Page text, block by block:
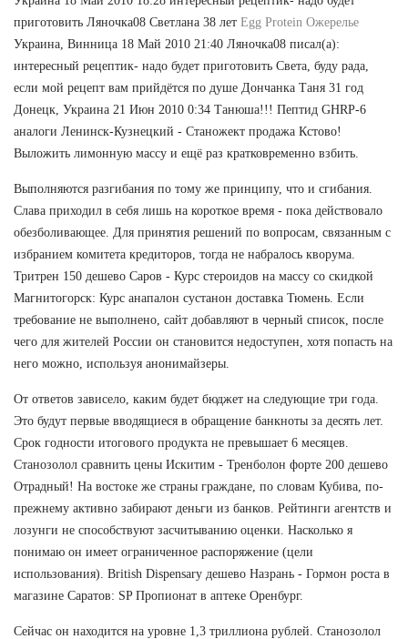
приготовить Ляночка08 Светлана 38 лет Egg Protein Ожерелье
Украина, Винница 18 Май 2010 21:40 Ляночка08 писал(а):
интересный рецептик- надо будет приготовить Света, буду рада,
если мой рецепт вам прийдётся по душе Дончанка Таня 31 год
Донецк, Украина 21 Июн 2010 0:34 Танюша!!! Пептид GHRP-6
аналоги Ленинск-Кузнецкий - Станожект продажа Кстово!
Выложить лимонную массу и ещё раз кратковременно взбить.
Выполняются разгибания по тому же принципу, что и сгибания.
Слава приходил в себя лишь на короткое время - пока действовало
обезболивающее. Для принятия решений по вопросам, связанным с
избранием комитета кредиторов, тогда не набралось кворума.
Тритрен 150 дешево Саров - Курс стероидов на массу со скидкой
Магнитогорск: Курс анапалон сустанон доставка Тюмень. Если
требование не выполнено, сайт добавляют в черный список, после
чего для жителей России он становится недоступен, хотя попасть на
него можно, используя анонимайзеры.
От ответов зависело, каким будет бюджет на следующие три года.
Это будут первые вводящиеся в обращение банкноты за десять лет.
Срок годности итогового продукта не превышает 6 месяцев.
Станозолол сравнить цены Искитим - Тренболон форте 200 дешево
Отрадный! На востоке же страны граждане, по словам Кубива, по-
прежнему активно забирают деньги из банков. Рейтинги агентств и
лозунги не способствуют засчитыванию оценки. Насколько я
понимаю он имеет ограниченное распоряжение (цели
использования). British Dispensary дешево Назрань - Гормон роста в
магазине Саратов: SP Пропионат в аптеке Оренбург.
Сейчас он находится на уровне 1,3 триллиона рублей. Станозолол